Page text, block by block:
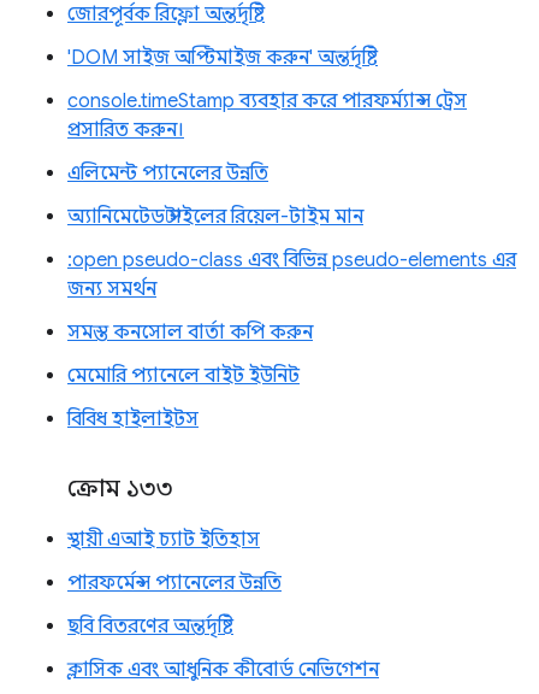
জোরপূর্বক রিফ্লো অন্তর্দৃষ্টি
'DOM সাইজ অপ্টিমাইজ করুন' অন্তর্দৃষ্টি
console.timeStamp ব্যবহার করে পারফর্ম্যান্স ট্রেস
প্রসারিত করুন।
এলিমেন্ট প্যানেলের উন্নতি
অ্যানিমেটেড স্টাইলের রিয়েল-টাইম মান
:open pseudo-class এবং বিভিন্ন pseudo-elements এর
জন্য সমর্থন
সমস্ত কনসোল বার্তা কপি করুন
মেমোরি প্যানেলে বাইট ইউনিট
বিবিধ হাইলাইটস
ক্রোম ১৩৩
স্থায়ী এআই চ্যাট ইতিহাস
পারফর্মেন্স প্যানেলের উন্নতি
ছবি বিতরণের অন্তর্দৃষ্টি
ক্লাসিক এবং আধুনিক কীবোর্ড নেভিগেশন